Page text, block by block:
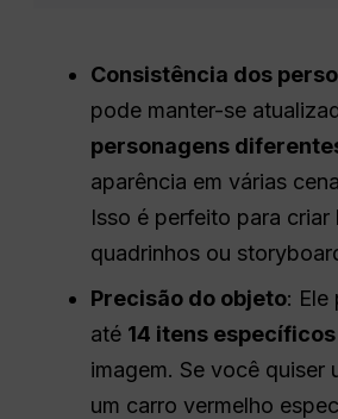
Consistência dos
pode manter-se
personagens
aparência em várias
Isso é perfeito para criar
quadrinhos ou
Precisão do objeto: Ele
até 14 itens específicos
imagem. Se você quiser
um carro vermelho